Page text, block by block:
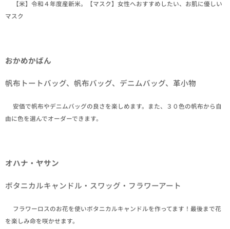
✒【米】令和４年度産新米。【マスク】女性へおすすめしたい、お肌に優しい
マスク
おかめかばん
帆布トートバッグ、帆布バッグ、デニムバッグ、革小物
✒安価で帆布やデニムバッグの良さを楽しめます。また、３０色の帆布から自
由に色を選んでオーダーできます。
オハナ・ヤサン
ボタニカルキャンドル・スワッグ・フラワーアート
✒フラワーロスのお花を使いボタニカルキャンドルを作ってます！最後まで花
を楽しみ命を咲かせます。